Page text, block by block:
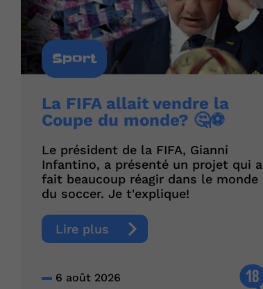
Sport
La FIFA allait vendre la
Coupe du monde? 🤔⚽
Le président de la FIFA, Gianni
Infantino, a présenté un projet qui a
fait beaucoup réagir dans le monde
du soccer. Je t'explique!
Lire plus
6 août 2026 18